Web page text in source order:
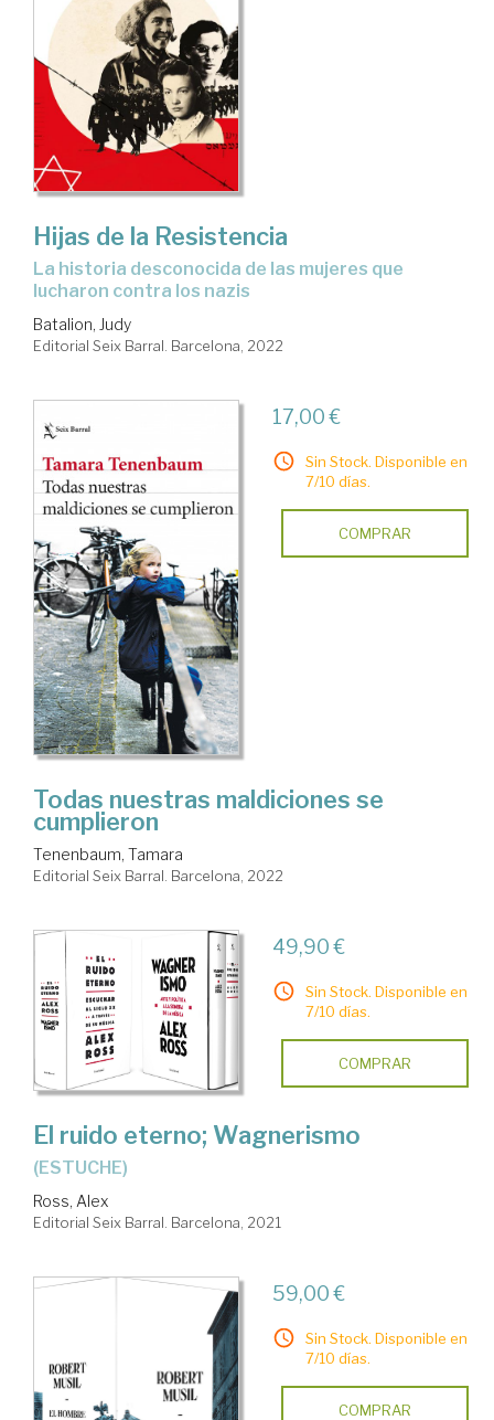
Hijas de la Resistencia
La historia desconocida de las mujeres que
lucharon contra los nazis
Batalion, Judy
Editorial Seix Barral. Barcelona, 2022
17,00 €
Sin Stock. Disponible en
7/10 días.
COMPRAR
Todas nuestras maldiciones se
cumplieron
Tenenbaum, Tamara
Editorial Seix Barral. Barcelona, 2022
49,90 €
Sin Stock. Disponible en
7/10 días.
COMPRAR
El ruido eterno; Wagnerismo
(ESTUCHE)
Ross, Alex
Editorial Seix Barral. Barcelona, 2021
59,00 €
Sin Stock. Disponible en
7/10 días.
COMPRAR